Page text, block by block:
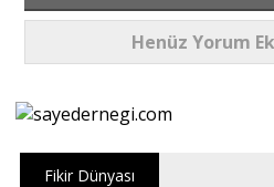
Henüz Yorum
Fikir Dünyası